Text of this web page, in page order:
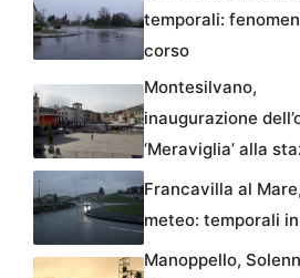
temporali:
corso
Montesilvano,
inaugurazione
‘Meraviglia’ alla
Francavilla al
meteo: temporali
Manoppello,